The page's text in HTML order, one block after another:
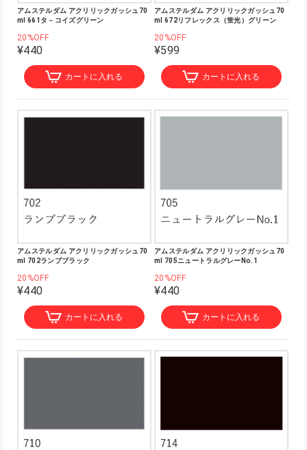
アムステルダム アクリリックガッシュ70
ml 661タ－コイズグリーン
20%OFF
¥440
カートに入れる
アムステルダム アクリリックガッシュ70
ml 672リフレックス（蛍光）グリーン
20%OFF
¥599
カートに入れる
アムステルダム アクリリックガッシュ70
ml 702ランプブラック
20%OFF
¥440
カートに入れる
アムステルダム アクリリックガッシュ70
ml 705ニュートラルグレーNo.1
20%OFF
¥440
カートに入れる